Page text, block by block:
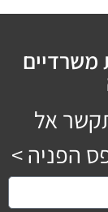
משרדיים
אל
הפניה >